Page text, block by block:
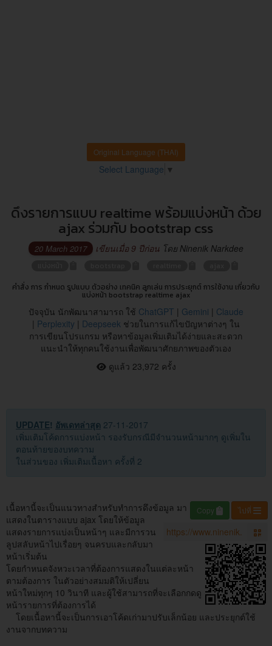
Original Language (THAI)
Select Language ▼
ดึงรายการแบบ realtime พร้อมแบ่งหน้า ด้วย
ajax ร่วมกับ bootstrap css
20 March 2017 เขียนเมื่อ 9 ปีก่อน โดย Ninenik Narkdee
คำสั่ง การ กำหนด รูปแบบ ตัวอย่าง เทคนิค ลูกเล่น การประยุกต์ การใช้งาน เกี่ยวกับ
แบ่งหน้า bootstrap realtime ajax
ปัจจุบัน นักพัฒนาสามารถ ใช้ ChatGPT | Gemini | Claude
| Perplexity | Deepseek ช่วยในการแก้ไขปัญหาต่างๆ ใน
การเขียนโปรแกรม หรือหาข้อมูลเพิ่มเติมได้ง่ายและสะดวก
แนะนำให้ทุกคนใช้งานเพื่อพัฒนาศักยภาพของตัวเอง
ดูแล้ว 23,972 ครั้ง
UPDATE! อัพเดทล่าสุด 27-11-2017
เพิ่มเติมโค้ดการแบ่งหน้า รองรับกรณีมีจำนวนหน้ามากๆ ดูเพิ่มใน
ตอนท้ายของบทความ
ในส่วนของ เพิ่มเติมเนื้อหา ครั้งที่ 2
ไปที่
Copy
เนื้อหานี้จะเป็นแนวทางสำหรับทำการดึงข้อมูล มา
แสดงในตารางแบบ ajax โดยให้ข้อมูล
แสดงรายการแบ่งเป็นหน้าๆ และมีการวน
ลูปสลับหน้าไปเรื่อยๆ จนครบและกลับมา
หน้าเริ่มต้น
โดยกำหนดจังหวะเวลาที่ต้องการแสดงในแต่ละหน้า
ตามต้องการ ในตัวอย่างสมมติให้เปลี่ยน
หน้าใหม่ทุกๆ 10 วินาที และผู้ใช้สามารถที่จะเลือกกดดู
หน้ารายการที่ต้องการได้
โดยเนื้อหานี้จะเป็นการเอาโค้ดเก่ามาปรับเล็กน้อย และประยุกต์ใช้
งานจากบทความ